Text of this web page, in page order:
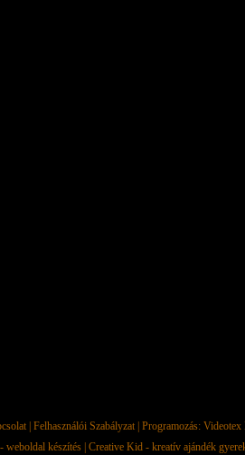
| Felhasználói Szabályzat| Programozás: Videotex
weboldal készítés| Creative Kid - kreatív ajándék